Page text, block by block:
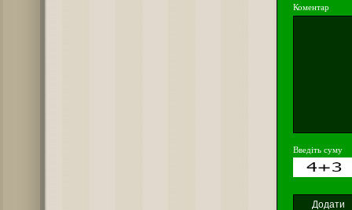
Коментар
Введіть суму